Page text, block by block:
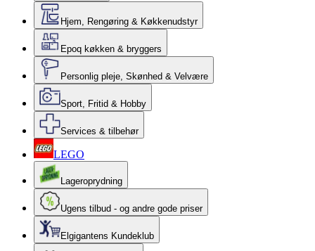
Hjem, Rengøring & Køkkenudstyr
Epoq køkken & bryggers
Personlig pleje, Skønhed & Velvære
Sport, Fritid & Hobby
Services & tilbehør
LEGO
Lageroprydning
Ugens tilbud - og andre gode priser
Elgigantens Kundeklub